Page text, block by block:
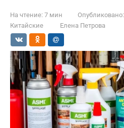
На чтение: 7 мин Опубликовано:
Китайские
Елена Петрова